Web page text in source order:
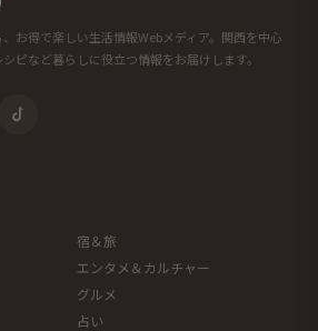
お得で楽しい生活情報Webメディア。関西を中心
ピなど暮らしに役立つ情報をお届けします。
宿＆旅
エンタメ＆カルチャー
グルメ
占い